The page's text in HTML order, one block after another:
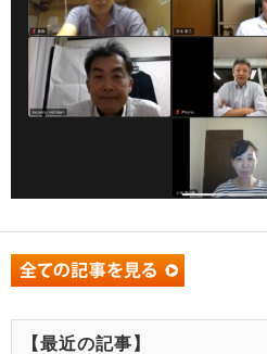
【最近の記事】